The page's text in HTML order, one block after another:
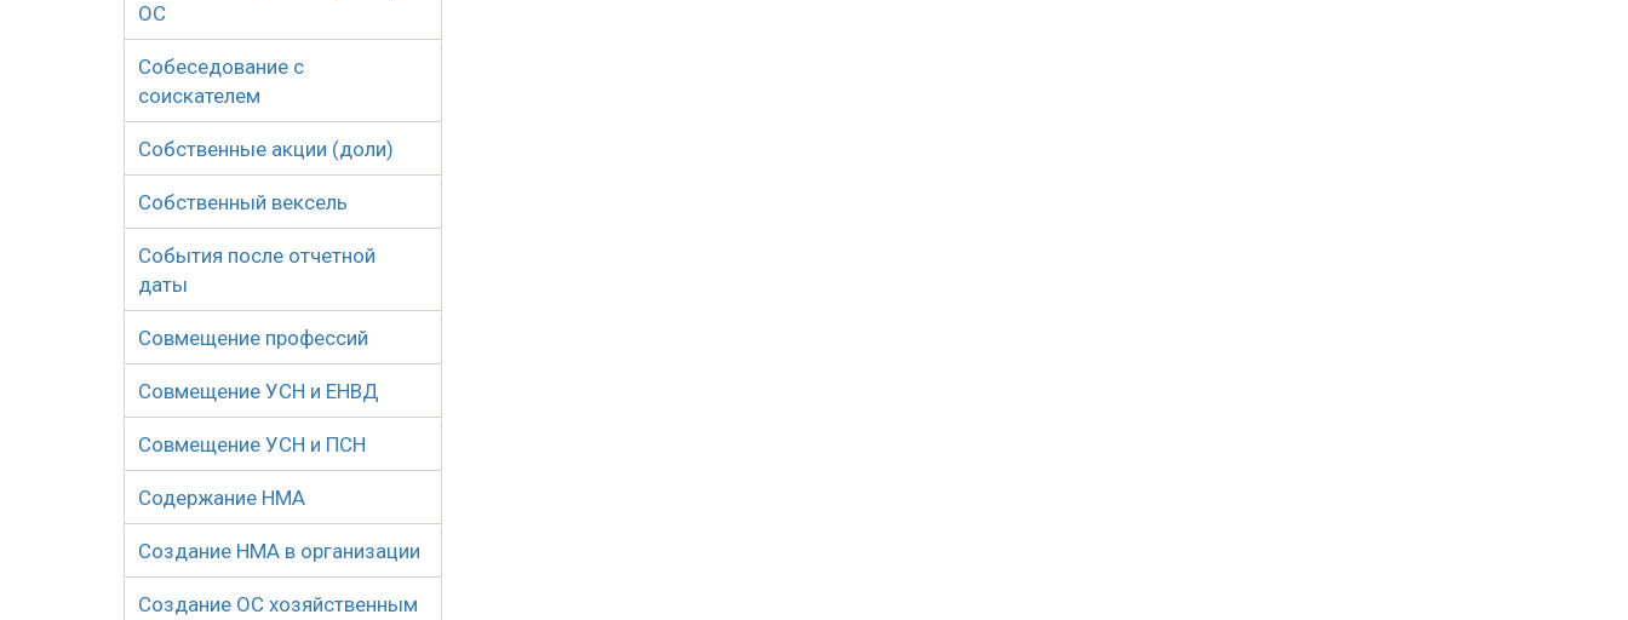
ОС
Собеседование с
соискателем
Собственные акции (доли)
Собственный вексель
События после отчетной
даты
Совмещение профессий
Совмещение УСН и ЕНВД
Совмещение УСН и ПСН
Содержание НМА
Создание НМА в организации
Создание ОС хозяйственным